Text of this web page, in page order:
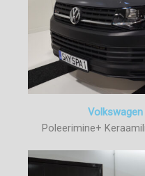
Poleerimine+